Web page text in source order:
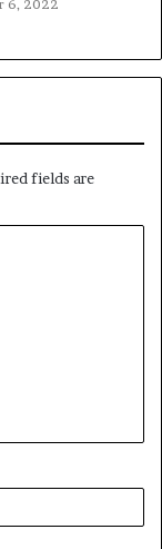
6, 2022
fields are